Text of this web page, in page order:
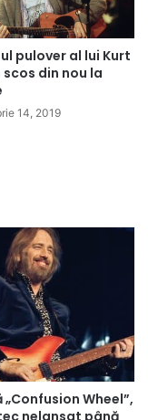
pulover al lui Kurt
din nou la
14, 2019
Wheel”,
nelansat până